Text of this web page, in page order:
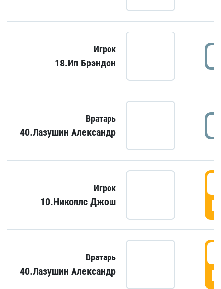
Игрок
18.Ип Брэндон
Вратарь
40.Лазушин Александр
Игрок
10.Николлс Джош
Вратарь
40.Лазушин Александр